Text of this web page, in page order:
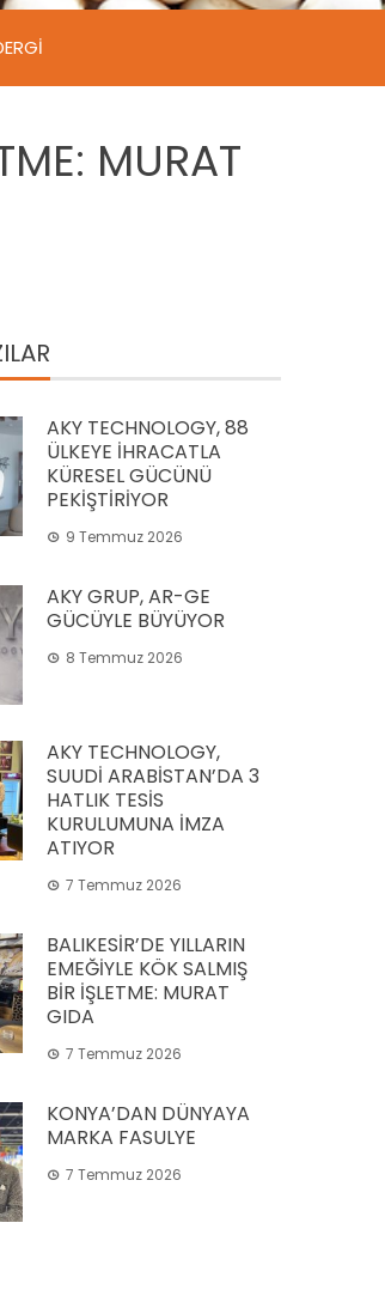
MURAT
AKY TECHNOLOGY, 88
ÜLKEYE İHRACATLA
KÜRESEL GÜCÜNÜ
PEKİŞTİRİYOR
9 Temmuz 2026
AKY GRUP, AR-GE
GÜCÜYLE BÜYÜYOR
8 Temmuz 2026
AKY TECHNOLOGY,
SUUDİ ARABİSTAN’DA 3
HATLIK TESİS
KURULUMUNA İMZA
ATIYOR
7 Temmuz 2026
BALIKESİR’DE YILLARIN
EMEĞİYLE KÖK SALMIŞ
BİR İŞLETME: MURAT
GIDA
7 Temmuz 2026
KONYA’DAN DÜNYAYA
MARKA FASULYE
7 Temmuz 2026